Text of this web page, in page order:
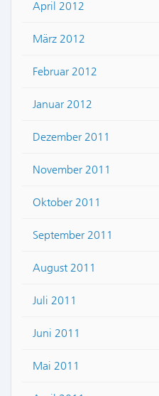
April 2012
März 2012
Februar 2012
Januar 2012
Dezember 2011
November 2011
Oktober 2011
September 2011
August 2011
Juli 2011
Juni 2011
Mai 2011